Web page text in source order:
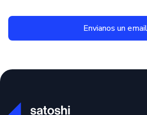
Envianos un email